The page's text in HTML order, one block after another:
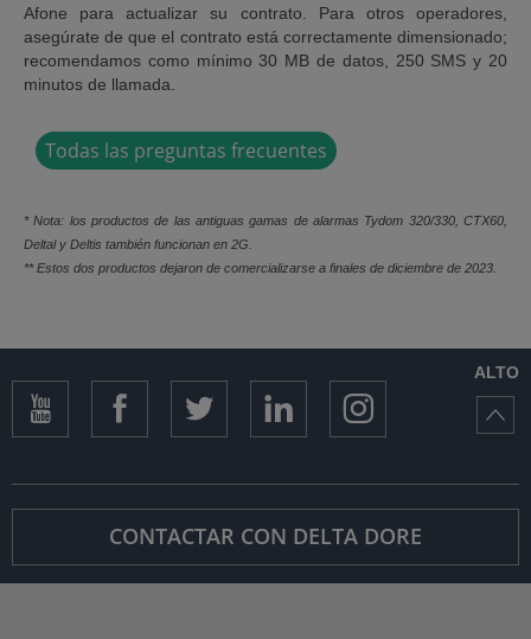
Afone para actualizar su contrato. Para otros operadores,
asegúrate de que el contrato está correctamente dimensionado;
recomendamos como mínimo 30 MB de datos, 250 SMS y 20
minutos de llamada.
Todas las preguntas frecuentes
* Nota: los productos de las antiguas gamas de alarmas Tydom 320/330, CTX60,
Deltal y Deltis también funcionan en 2G.
** Estos dos productos dejaron de comercializarse a finales de diciembre de 2023.
ALTO
CONTACTAR CON DELTA DORE